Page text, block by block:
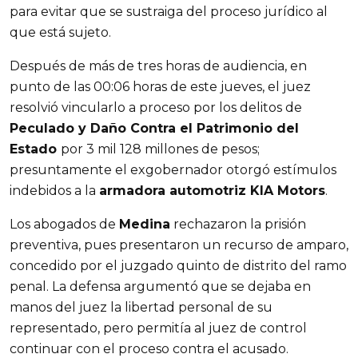
para evitar que se sustraiga del proceso jurídico al
que está sujeto.
Después de más de tres horas de audiencia, en
punto de las 00:06 horas de este jueves, el juez
resolvió vincularlo a proceso por los delitos de
Peculado y Daño Contra el Patrimonio del
Estado por 3 mil 128 millones de pesos;
presuntamente el exgobernador otorgó estímulos
indebidos a la armadora automotriz KIA Motors.
Los abogados de Medina rechazaron la prisión
preventiva, pues presentaron un recurso de amparo,
concedido por el juzgado quinto de distrito del ramo
penal. La defensa argumentó que se dejaba en
manos del juez la libertad personal de su
representado, pero permitía al juez de control
continuar con el proceso contra el acusado.